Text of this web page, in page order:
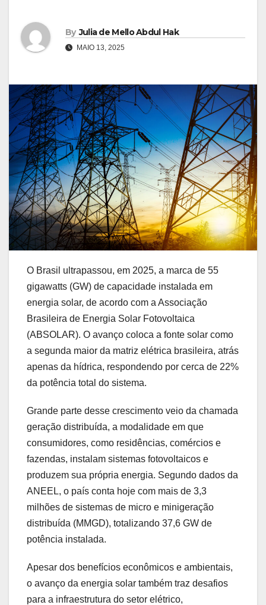
By Julia de Mello Abdul Hak
MAIO 13, 2025
O Brasil ultrapassou, em 2025, a marca de 55
gigawatts (GW) de capacidade instalada em
energia solar, de acordo com a Associação
Brasileira de Energia Solar Fotovoltaica
(ABSOLAR). O avanço coloca a fonte solar como
a segunda maior da matriz elétrica brasileira, atrás
apenas da hídrica, respondendo por cerca de 22%
da potência total do sistema.
Grande parte desse crescimento veio da chamada
geração distribuída, a modalidade em que
consumidores, como residências, comércios e
fazendas, instalam sistemas fotovoltaicos e
produzem sua própria energia. Segundo dados da
ANEEL, o país conta hoje com mais de 3,3
milhões de sistemas de micro e minigeração
distribuída (MMGD), totalizando 37,6 GW de
potência instalada.
Apesar dos benefícios econômicos e ambientais,
o avanço da energia solar também traz desafios
para a infraestrutura do setor elétrico,